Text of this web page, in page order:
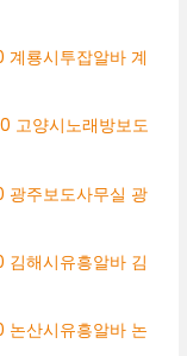
룡시투잡알바 계
고양시노래방보도
주보도사무실 광
해시유흥알바 김
산시유흥알바 논